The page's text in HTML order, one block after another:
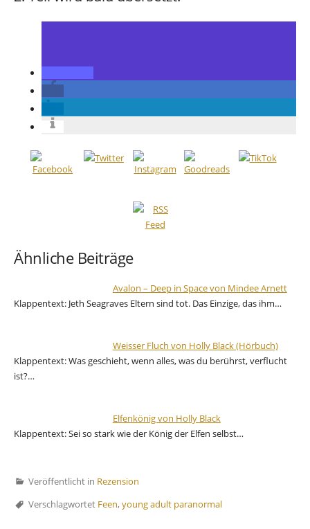
Ähnliche Beiträge
Avalon – Deep in Space von Mindee Arnett
Klappentext: Jeth Seagraves Eltern sind tot. Das Einzige, das ihm…
Weisser Fluch von Holly Black (Hörbuch)
Klappentext: Was geschieht, wenn alles, was du berührst, verflucht
ist?…
Elfenkönig von Holly Black
Klappentext: Sei so stark wie der König der Elfen selbst…
Veröffentlicht in Rezension
Verschlagwortet Feen,young adult paranormal